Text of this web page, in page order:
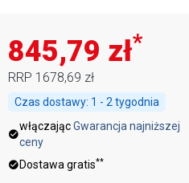
845,79 zł*
RRP 1678,69 zł
Czas dostawy: 1 - 2 tygodnia
włączającGwarancja najniższej
ceny
Dostawa gratis**